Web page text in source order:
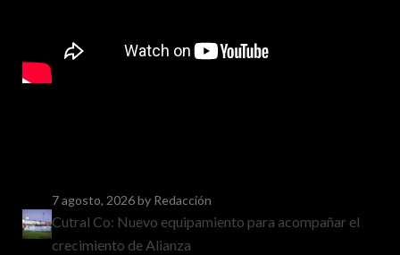
7 agosto, 2026by Redacción
Cutral Co: Nuevo equipamiento para acompañar el
crecimiento de Alianza